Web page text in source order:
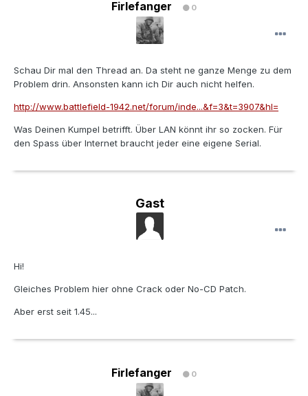
Firlefanger 0
Schau Dir mal den Thread an. Da steht ne ganze Menge zu dem
Problem drin. Ansonsten kann ich Dir auch nicht helfen.
http://www.battlefield-1942.net/forum/inde...&f=3&t=3907&hl=
Was Deinen Kumpel betrifft. Über LAN könnt ihr so zocken. Für
den Spass über Internet braucht jeder eine eigene Serial.
Gast
Hi!
Gleiches Problem hier ohne Crack oder No-CD Patch.
Aber erst seit 1.45...
Firlefanger 0